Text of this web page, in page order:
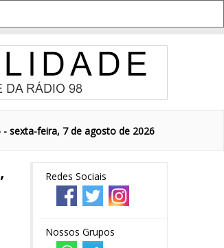
sexta-feira, 7 de agosto de 2026
Redes Sociais
Nossos Grupos